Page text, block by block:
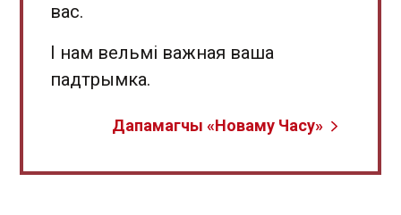
вас.
І нам вельмі важная ваша
падтрымка.
Дапамагчы «Новаму Часу»